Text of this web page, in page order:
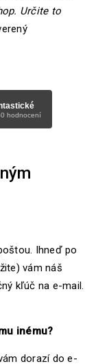
Určite to
Ihneď po
vám náš
kľúč na e-mail.
inému?
dorazí do e-